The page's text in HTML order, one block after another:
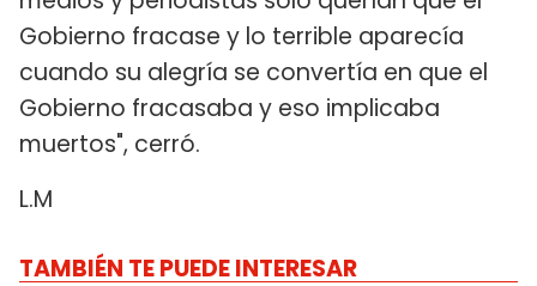
Gobierno fracase y lo terrible aparecía
cuando su alegría se convertía en que el
Gobierno fracasaba y eso implicaba
muertos", cerró.
L.M
TAMBIÉN TE PUEDE INTERESAR